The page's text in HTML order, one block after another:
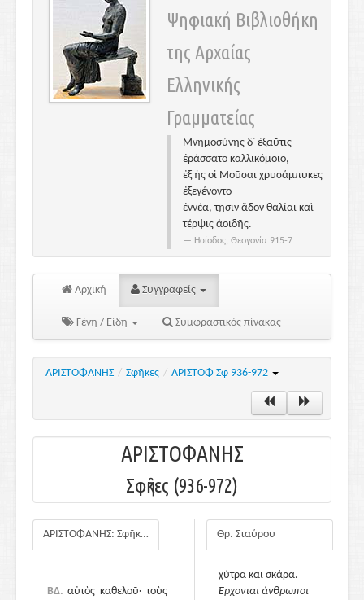
Ψηφιακή Βιβλιοθήκη
της Αρχαίας
Ελληνικής
Γραμματείας
Μνημοσύνης δ᾽ ἐξαῦτις
ἐράσσατο καλλικόμοιο,
ἐξ ἧς οἱ Μοῦσαι χρυσάμπυκες
ἐξεγένοντο
ἐννέα, τῇσιν ἅδον θαλίαι καὶ
τέρψις ἀοιδῆς.
Ησίοδος, Θεογονία 915-7
Αρχική Συγγραφείς
Γένη / Είδη Συμφραστικός πίνακας
ΑΡΙΣΤΟΦΑΝΗΣ / Σφῆκες / ΑΡΙΣΤΟΦ Σφ 936-972
ΑΡΙΣΤΟΦΑΝΗΣ
Σφῆκες (936-972)
ΑΡΙΣΤΟΦΑΝΗΣ: Σφῆκες
ΒΔ. αὐτὸς καθελοῦ· τοὺς
Θρ. Σταύρου
ΒΔΕ.Τους μάρτυρες
καλώ και πάρ᾽
το μόνος.
ως μάρτυρες του
γουδόχερο,
σκουτέλα,
χύτρα και σκάρα.
Έρχονται άνθρωποι